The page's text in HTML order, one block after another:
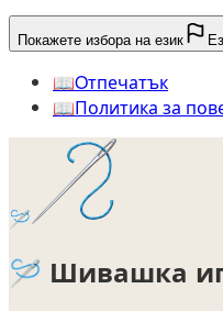
Покажете избора на език
📖️Oтпечатък
📖️Политика за
🪡
🪡 Шивашка